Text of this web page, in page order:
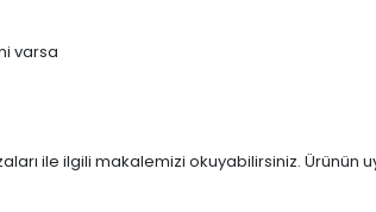
varsa
ile ilgili makalemizi okuyabilirsiniz.